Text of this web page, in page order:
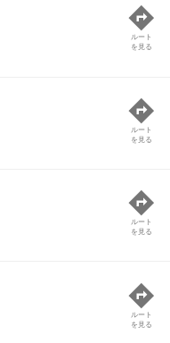
ルート
を見る
ルート
を見る
ルート
を見る
ルート
を見る